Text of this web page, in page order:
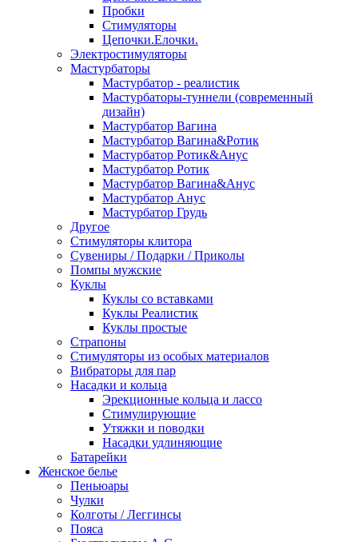
Пробки
Стимуляторы
Цепочки.Елочки.
Электростимуляторы
Мастурбаторы
Мастурбатор - реалистик
Мастурбаторы-туннели (современный
дизайн)
Мастурбатор Вагина
Мастурбатор Вагина&Ротик
Мастурбатор Ротик&Анус
Мастурбатор Ротик
Мастурбатор Вагина&Анус
Мастурбатор Анус
Мастурбатор Грудь
Другое
Стимуляторы клитора
Сувениры / Подарки / Приколы
Помпы мужские
Куклы
Куклы со вставками
Куклы Реалистик
Куклы простые
Страпоны
Стимуляторы из особых материалов
Вибраторы для пар
Насадки и кольца
Эрекционные кольца и лассо
Стимулирующие
Утяжки и поводки
Насадки удлиняющие
Батарейки
Женское белье
Пеньюары
Чулки
Колготы / Леггинсы
Пояса